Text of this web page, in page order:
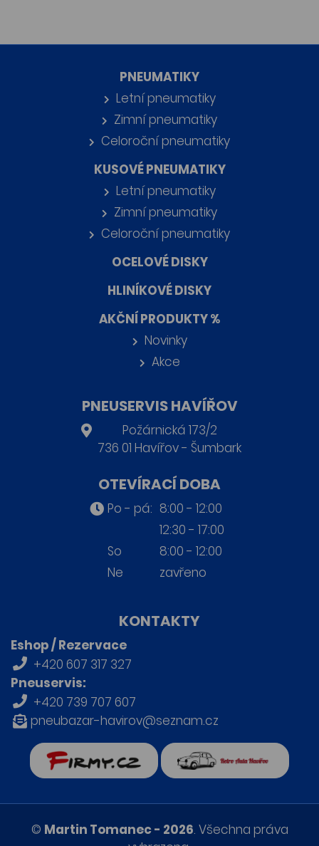
PNEUMATIKY
Letní pneumatiky
Zimní pneumatiky
Celoroční pneumatiky
KUSOVÉ PNEUMATIKY
Letní pneumatiky
Zimní pneumatiky
Celoroční pneumatiky
OCELOVÉ DISKY
HLINÍKOVÉ DISKY
AKČNÍ PRODUKTY %
Novinky
Akce
PNEUSERVIS HAVÍŘOV
Požárnická 173/2
736 01 Havířov - Šumbark
OTEVÍRACÍ DOBA
Po - pá: 8:00 - 12:00
12:30 - 17:00
So
8:00 - 12:00
Ne
zavřeno
KONTAKTY
Eshop / Rezervace
+420 607 317 327
Pneuservis:
+420 739 707 607
pneubazar-havirov@seznam.cz
Retro auta Havířov
© Martin Tomanec - 2026. Všechna práva